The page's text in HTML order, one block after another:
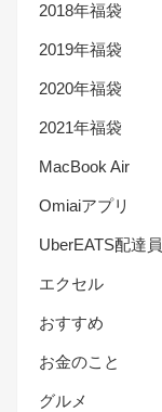
2018年福袋
2019年福袋
2020年福袋
2021年福袋
MacBook Air
Omiaiアプリ
UberEATS配達員
エクセル
おすすめ
お金のこと
グルメ